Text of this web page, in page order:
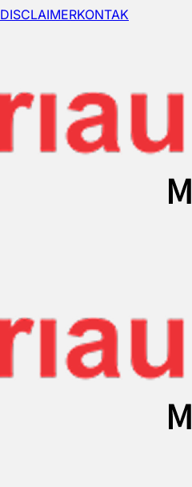
DISCLAIMERKONTAK